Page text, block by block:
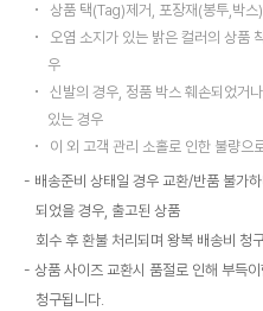
상품 택(Tag)제거, 포장재(봉투,박스
오염 소지가 있는 밝은 컬러의 상품
우
신발의 경우, 정품 박스 훼손되었거
있는 경우
이 외 고객 관리 소홀로 인한 불량으
배송준비 상태일 경우 교환/반품 불가
되었을 경우, 출고된 상품
회수 후 환불 처리되며 왕복 배송비 청
상품 사이즈 교환시 품절로 인해 부득
청구됩니다.